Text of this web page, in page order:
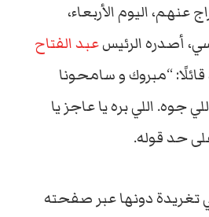
عنهم، اليوم الأربعاء،
أصدره الرئيسعبد الفتاح
“مبروك و سامحونا
جوه. اللي بره يا عاجز يا
حد قوله.
تغريدة دونها عبر صفحته